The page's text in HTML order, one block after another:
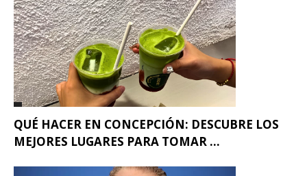
QUÉ HACER EN CONCEPCIÓN: DESCUBRE LOS
MEJORES LUGARES PARA TOMAR ...